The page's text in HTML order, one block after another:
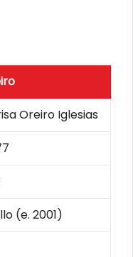
Oreiro Iglesias
(e. 2001)